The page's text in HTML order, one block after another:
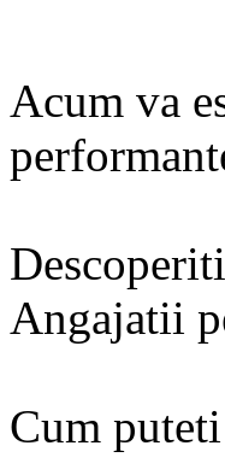
Acum va
Angajatii
Cum